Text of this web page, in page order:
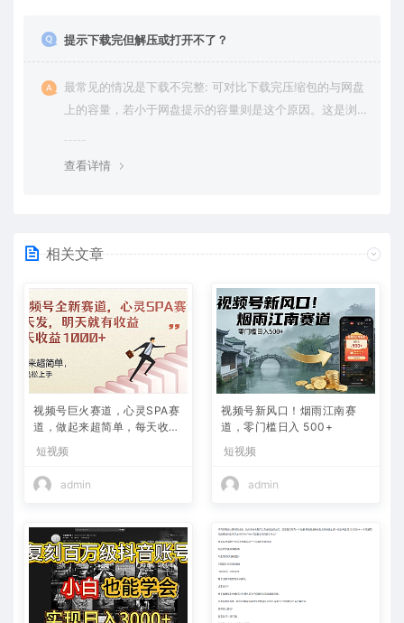
提示下载完但解压或打开不了？
最常见的情况是下载不完整: 可对比下载完压缩包的与网盘
上的容量，若小于网盘提示的容量则是这个原因。这是浏
查看详情
相关文章
视频号巨火赛道，心灵SPA赛
道，做起来超简单，每天收益
800+
短视频
admin
视频号新风口！烟雨江南赛
道，零门槛日入 500+
短视频
admin